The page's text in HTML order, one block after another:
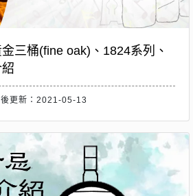
三桶(fine oak)、1824系列、
更新：2021-05-13